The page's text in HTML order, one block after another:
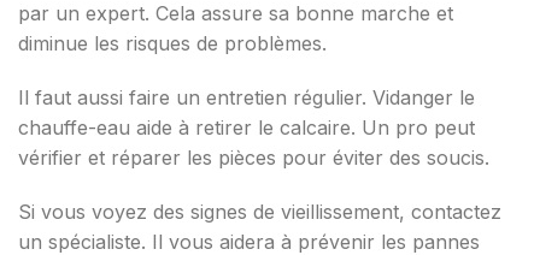
par un expert. Cela assure sa bonne marche et
diminue les risques de problèmes.
Il faut aussi faire un entretien régulier. Vidanger le
chauffe-eau aide à retirer le calcaire. Un pro peut
vérifier et réparer les pièces pour éviter des soucis.
Si vous voyez des signes de vieillissement, contactez
un spécialiste. Il vous aidera à prévenir les pannes